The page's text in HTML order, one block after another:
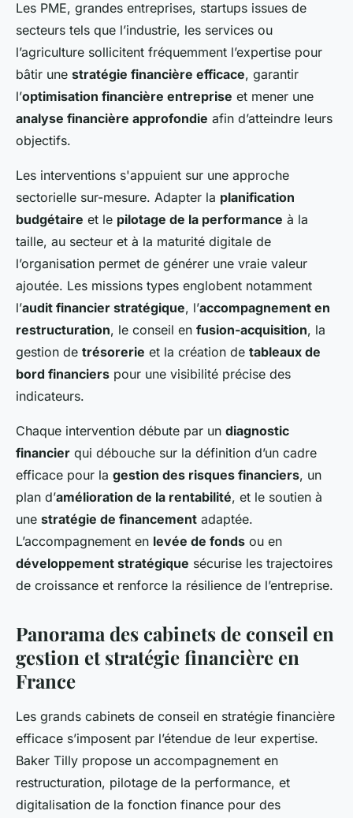
Les PME, grandes entreprises, startups issues de
secteurs tels que l’industrie, les services ou
l’agriculture sollicitent fréquemment l’expertise pour
bâtir une stratégie financière efficace, garantir
l’optimisation financière entreprise et mener une
analyse financière approfondie afin d’atteindre leurs
objectifs.
Les interventions s'appuient sur une approche
sectorielle sur-mesure. Adapter la planification
budgétaire et le pilotage de la performance à la
taille, au secteur et à la maturité digitale de
l’organisation permet de générer une vraie valeur
ajoutée. Les missions types englobent notamment
l’audit financier stratégique, l’accompagnement en
restructuration, le conseil en fusion-acquisition, la
gestion de trésorerie et la création de tableaux de
bord financiers pour une visibilité précise des
indicateurs.
Chaque intervention débute par un diagnostic
financier qui débouche sur la définition d’un cadre
efficace pour la gestion des risques financiers, un
plan d’amélioration de la rentabilité, et le soutien à
une stratégie de financement adaptée.
L’accompagnement en levée de fonds ou en
développement stratégique sécurise les trajectoires
de croissance et renforce la résilience de l’entreprise.
Panorama des cabinets de conseil en
gestion et stratégie financière en
France
Les grands cabinets de conseil en stratégie financière
efficace s’imposent par l’étendue de leur expertise.
Baker Tilly propose un accompagnement en
restructuration, pilotage de la performance, et
digitalisation de la fonction finance pour des